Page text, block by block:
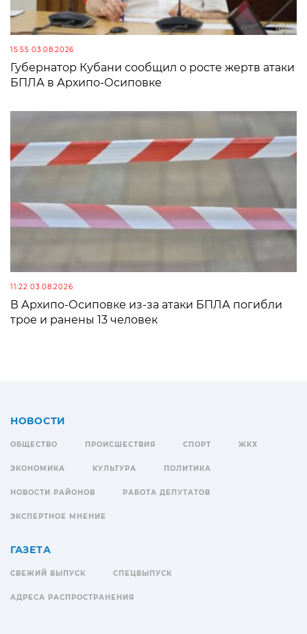
15:55 03.08.2026
Губернатор Кубани сообщил о росте жертв атаки
БПЛА в Архипо-Осиповке
11:22 03.08.2026
В Архипо-Осиповке из-за атаки БПЛА погибли
трое и ранены 13 человек
НОВОСТИ
ОБЩЕСТВО ПРОИСШЕСТВИЯ СПОРТ ЖКХ
ЭКОНОМИКА КУЛЬТУРА ПОЛИТИКА
НОВОСТИ РАЙОНОВ РАБОТА ДЕПУТАТОВ
ЭКСПЕРТНОЕ МНЕНИЕ
ГАЗЕТА
СВЕЖИЙ ВЫПУСК СПЕЦВЫПУСК
АДРЕСА РАСПРОСТРАНЕНИЯ